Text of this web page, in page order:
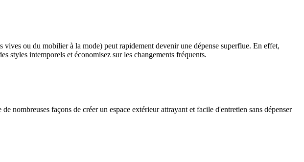
vives ou du mobilier à la mode) peut rapidement devenir une dépense superflue. En effet,
styles intemporels et économisez sur les changements fréquents.
nombreuses façons de créer un espace extérieur attrayant et facile d'entretien sans dépenser